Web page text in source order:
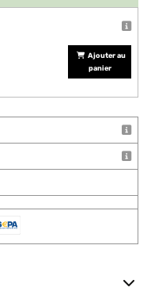
Ajouter au
panier